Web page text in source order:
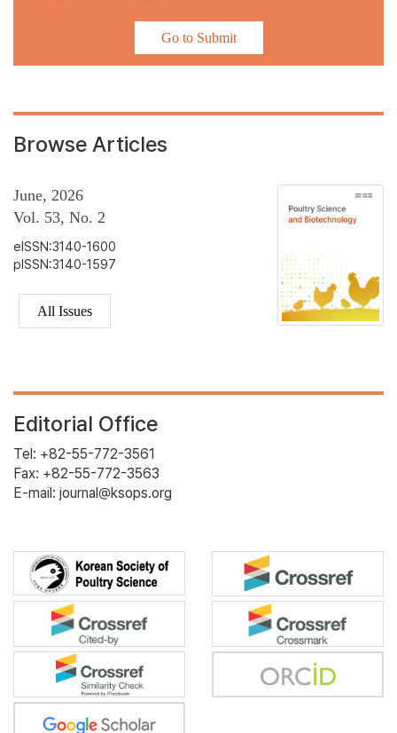
Go to Submit
Browse Articles
June, 2026
Vol. 53, No. 2
eISSN:3140-1600
pISSN:3140-1597
All Issues
Editorial Office
Tel: +82-55-772-3561
Fax: +82-55-772-3563
E-mail: journal@ksops.org